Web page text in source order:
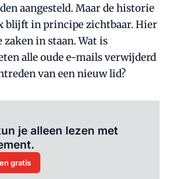
aangesteld. Maar de historie
blijft in principe zichtbaar. Hier
in staan. Wat is
alle oude e-mails verwijderd
van een nieuw lid?
je alleen lezen met
gratis